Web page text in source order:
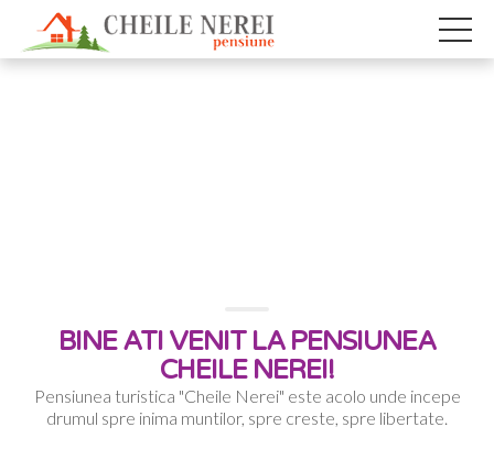
BINE ATI VENIT LA PENSIUNEA
CHEILE NEREI!
Pensiunea turistica "Cheile Nerei" este acolo unde incepe
drumul spre inima muntilor, spre creste, spre libertate.